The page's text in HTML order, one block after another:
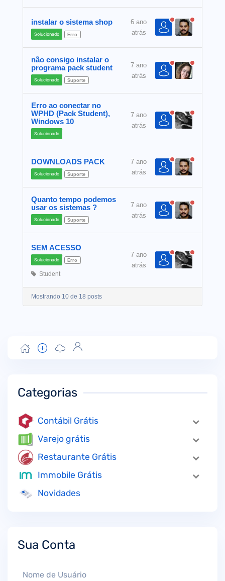
instalar o sistema shop
Solucionado Erro
6 ano
atrás
não consigo instalar o
programa pack student
Solucionado Suporte
7 ano
atrás
Erro ao conectar no
WPHD (Pack Student),
Windows 10
Solucionado
7 ano
atrás
DOWNLOADS PACK
Solucionado Suporte
7 ano
atrás
Quanto tempo podemos
usar os sistemas ?
Solucionado Suporte
7 ano
atrás
SEM ACESSO
Solucionado Erro
Student
7 ano
atrás
Mostrando 10 de 18 posts
Categorias
Contábil Grátis
Varejo grátis
Restaurante Grátis
Immobile Grátis
Novidades
Sua Conta